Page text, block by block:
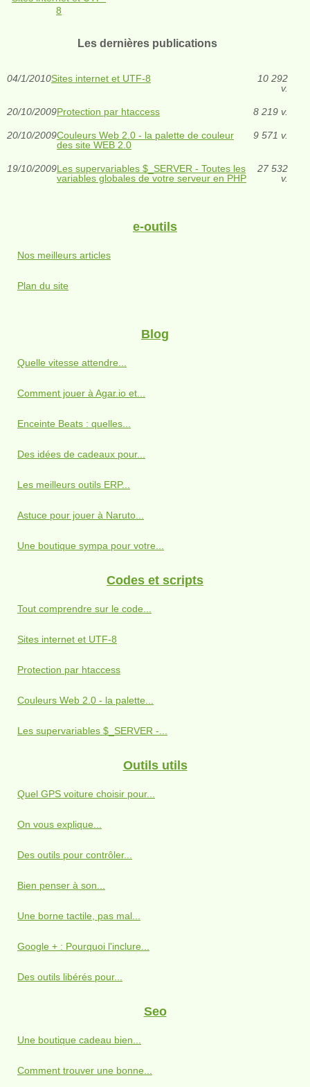
8
Les dernières publications
04/1/2010Sites internet et UTF-8
10 292
v.
20/10/2009Protection par htaccess 8 219 v.
20/10/2009Couleurs Web 2.0 - la palette de couleur
des site WEB 2.0
9 571 v.
19/10/2009Les supervariables $_SERVER - Toutes les
variables globales de votre serveur en PHP
27 532
v.
e-outils
Nos meilleurs articles
Plan du site
Blog
Quelle vitesse attendre...
Comment jouer à Agar.io et...
Enceinte Beats : quelles...
Des idées de cadeaux pour...
Les meilleurs outils ERP...
Astuce pour jouer à Naruto...
Une boutique sympa pour votre...
Codes et scripts
Tout comprendre sur le code...
Sites internet et UTF-8
Protection par htaccess
Couleurs Web 2.0 - la palette...
Les supervariables $_SERVER -...
Outils utils
Quel GPS voiture choisir pour...
On vous explique...
Des outils pour contrôler...
Bien penser à son...
Une borne tactile, pas mal...
Google + : Pourquoi l'inclure...
Des outils libérés pour...
Seo
Une boutique cadeau bien...
Comment trouver une bonne...